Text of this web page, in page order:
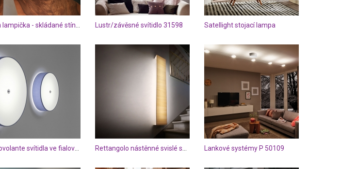
Lustr/závěsné svítidlo 31598 Satellight stojací lampa
Lankové systémy P 50109